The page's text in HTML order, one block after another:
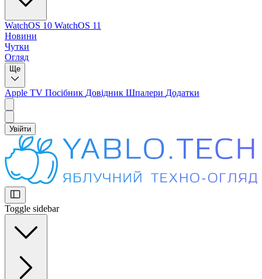
WatchOS 10 WatchOS 11
Новини
Чутки
Огляд
Ще
Apple TV Посібник Довідник Шпалери Додатки
Увійти
Toggle sidebar